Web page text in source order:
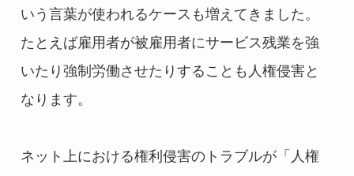
いう言葉が使われるケースも増えてきました。
たとえば雇用者が被雇用者にサービス残業を強
いたり強制労働させたりすることも人権侵害と
なります。
ネット上における権利侵害のトラブルが「人権